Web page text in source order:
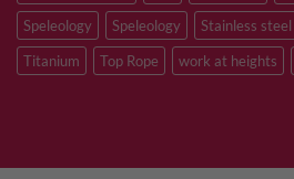
Speleology
Speleology Stainless steel
Titanium
Top Rope work at heights